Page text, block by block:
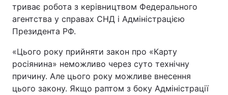
триває робота з керівництвом Федерального
агентства у справах СНД і Адміністрацією
Президента РФ.
«Цього року прийняти закон про «Карту
росіянина» неможливо через суто технічну
причину. Але цього року можливе внесення
цього закону. Якщо раптом з боку Адміністрації